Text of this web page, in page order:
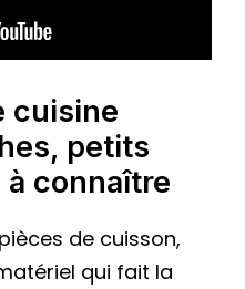
cuisine
petits
connaître
de cuisson,
qui fait la